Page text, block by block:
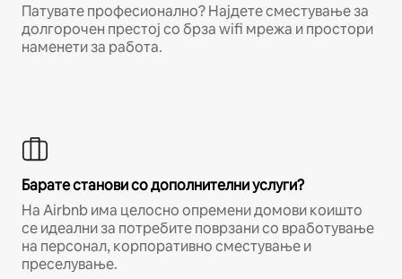
Патувате професионално? Најдете сместување за
долгорочен престој со брза wifi мрежа и простори
наменети за работа.
Барате станови со дополнителни услуги?
На Airbnb има целосно опремени домови коишто
се идеални за потребите поврзани со вработување
на персонал, корпоративно сместување и
преселување.